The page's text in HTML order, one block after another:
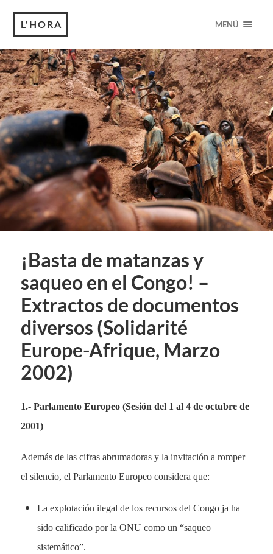
L'HORA MENÚ
¡Basta de matanzas y
saqueo en el Congo! –
Extractos de documentos
diversos (Solidarité
Europe-Afrique, Marzo
2002)
1.- Parlamento Europeo (Sesión del 1 al 4 de octubre de
2001)
Además de las cifras abrumadoras y la invitación a romper
el silencio, el Parlamento Europeo considera que:
La explotación ilegal de los recursos del Congo ja ha
sido calificado por la ONU como un “saqueo
sistemático”.